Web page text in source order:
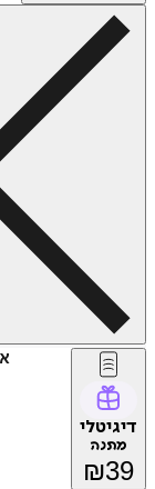
דיגיטלי
מתנה
₪39